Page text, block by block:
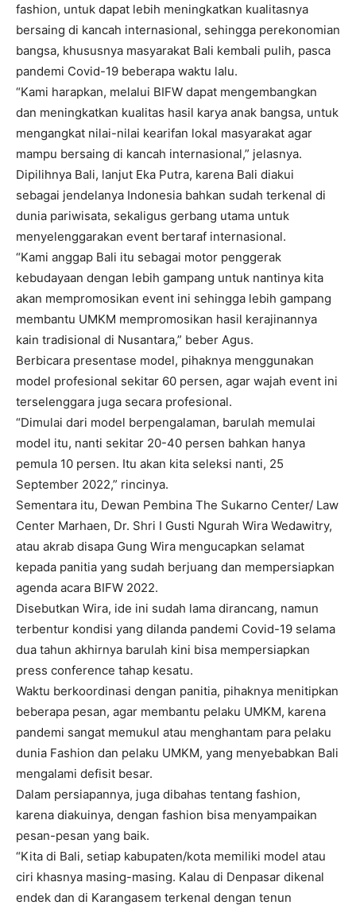
fashion, untuk dapat lebih meningkatkan kualitasnya
bersaing di kancah internasional, sehingga perekonomian
bangsa, khususnya masyarakat Bali kembali pulih, pasca
pandemi Covid-19 beberapa waktu lalu.
“Kami harapkan, melalui BIFW dapat mengembangkan
dan meningkatkan kualitas hasil karya anak bangsa, untuk
mengangkat nilai-nilai kearifan lokal masyarakat agar
mampu bersaing di kancah internasional,” jelasnya.
Dipilihnya Bali, lanjut Eka Putra, karena Bali diakui
sebagai jendelanya Indonesia bahkan sudah terkenal di
dunia pariwisata, sekaligus gerbang utama untuk
menyelenggarakan event bertaraf internasional.
“Kami anggap Bali itu sebagai motor penggerak
kebudayaan dengan lebih gampang untuk nantinya kita
akan mempromosikan event ini sehingga lebih gampang
membantu UMKM mempromosikan hasil kerajinannya
kain tradisional di Nusantara,” beber Agus.
Berbicara presentase model, pihaknya menggunakan
model profesional sekitar 60 persen, agar wajah event ini
terselenggara juga secara profesional.
“Dimulai dari model berpengalaman, barulah memulai
model itu, nanti sekitar 20-40 persen bahkan hanya
pemula 10 persen. Itu akan kita seleksi nanti, 25
September 2022,” rincinya.
Sementara itu, Dewan Pembina The Sukarno Center/ Law
Center Marhaen, Dr. Shri I Gusti Ngurah Wira Wedawitry,
atau akrab disapa Gung Wira mengucapkan selamat
kepada panitia yang sudah berjuang dan mempersiapkan
agenda acara BIFW 2022.
Disebutkan Wira, ide ini sudah lama dirancang, namun
terbentur kondisi yang dilanda pandemi Covid-19 selama
dua tahun akhirnya barulah kini bisa mempersiapkan
press conference tahap kesatu.
Waktu berkoordinasi dengan panitia, pihaknya menitipkan
beberapa pesan, agar membantu pelaku UMKM, karena
pandemi sangat memukul atau menghantam para pelaku
dunia Fashion dan pelaku UMKM, yang menyebabkan Bali
mengalami defisit besar.
Dalam persiapannya, juga dibahas tentang fashion,
karena diakuinya, dengan fashion bisa menyampaikan
pesan-pesan yang baik.
“Kita di Bali, setiap kabupaten/kota memiliki model atau
ciri khasnya masing-masing. Kalau di Denpasar dikenal
endek dan di Karangasem terkenal dengan tenun